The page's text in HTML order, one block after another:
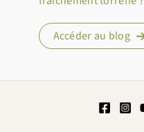
Accéder au blog